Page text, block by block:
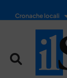
Cronache locali